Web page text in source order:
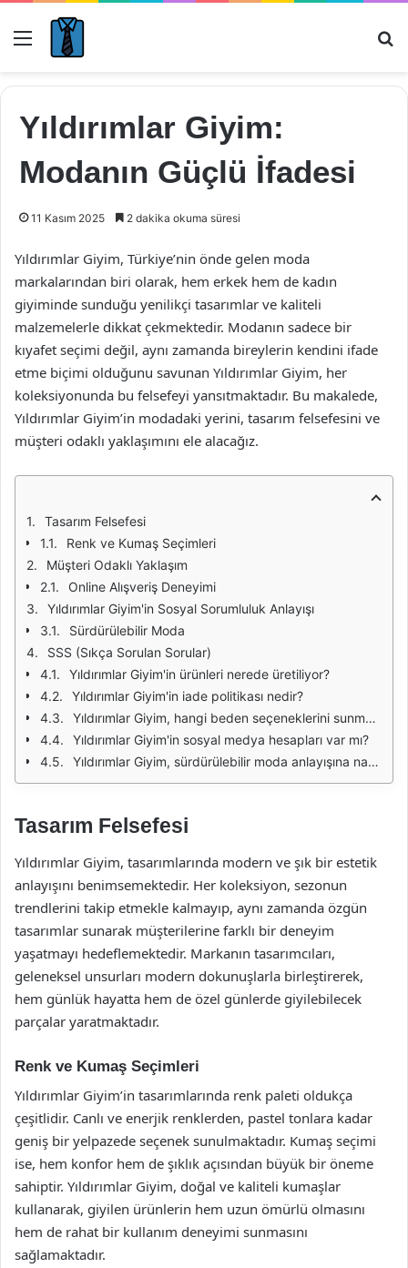
Menü
Yıldırımlar Giyim:
Modanın Güçlü İfadesi
11 Kasım 2025 2 dakika okuma süresi
Yıldırımlar Giyim, Türkiye’nin önde gelen moda
markalarından biri olarak, hem erkek hem de kadın
giyiminde sunduğu yenilikçi tasarımlar ve kaliteli
malzemelerle dikkat çekmektedir. Modanın sadece bir
kıyafet seçimi değil, aynı zamanda bireylerin kendini ifade
etme biçimi olduğunu savunan Yıldırımlar Giyim, her
koleksiyonunda bu felsefeyi yansıtmaktadır. Bu makalede,
Yıldırımlar Giyim’in modadaki yerini, tasarım felsefesini ve
müşteri odaklı yaklaşımını ele alacağız.
Tasarım Felsefesi
Renk ve Kumaş Seçimleri
Müşteri Odaklı Yaklaşım
Online Alışveriş Deneyimi
Yıldırımlar Giyim'in Sosyal Sorumluluk Anlayışı
Sürdürülebilir Moda
SSS (Sıkça Sorulan Sorular)
Yıldırımlar Giyim'in ürünleri nerede üretiliyor?
Yıldırımlar Giyim'in iade politikası nedir?
Yıldırımlar Giyim, hangi beden seçeneklerini sunmaktadır?
Yıldırımlar Giyim'in sosyal medya hesapları var mı?
Yıldırımlar Giyim, sürdürülebilir moda anlayışına nasıl katkıda bulunuyor?
Tasarım Felsefesi
Yıldırımlar Giyim, tasarımlarında modern ve şık bir estetik
anlayışını benimsemektedir. Her koleksiyon, sezonun
trendlerini takip etmekle kalmayıp, aynı zamanda özgün
tasarımlar sunarak müşterilerine farklı bir deneyim
yaşatmayı hedeflemektedir. Markanın tasarımcıları,
geleneksel unsurları modern dokunuşlarla birleştirerek,
hem günlük hayatta hem de özel günlerde giyilebilecek
parçalar yaratmaktadır.
Renk ve Kumaş Seçimleri
Yıldırımlar Giyim’in tasarımlarında renk paleti oldukça
çeşitlidir. Canlı ve enerjik renklerden, pastel tonlara kadar
geniş bir yelpazede seçenek sunulmaktadır. Kumaş seçimi
ise, hem konfor hem de şıklık açısından büyük bir öneme
sahiptir. Yıldırımlar Giyim, doğal ve kaliteli kumaşlar
kullanarak, giyilen ürünlerin hem uzun ömürlü olmasını
hem de rahat bir kullanım deneyimi sunmasını
sağlamaktadır.